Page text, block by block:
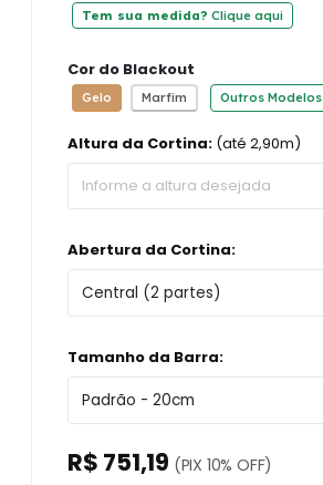
Tem sua medida? Clique aqui
Cor do Blackout
Gelo Marfim Outros Modelos
Altura da Cortina: (até 2,90m)
Abertura da Cortina:
Tamanho da Barra:
R$ 751,19 (PIX 10% OFF)